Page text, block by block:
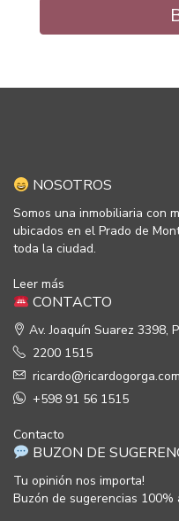
NOSOTROS
Somos una inmobiliaria con
ubicados en el Prado de
toda la ciudad.
Leer más
CONTACTO
Av. Joaquín Suarez 3398,
2200 1515
+598 91 56 1515
Contacto
BUZON DE
Tu opinión nos importa!
Buzón de sugerencias 100%